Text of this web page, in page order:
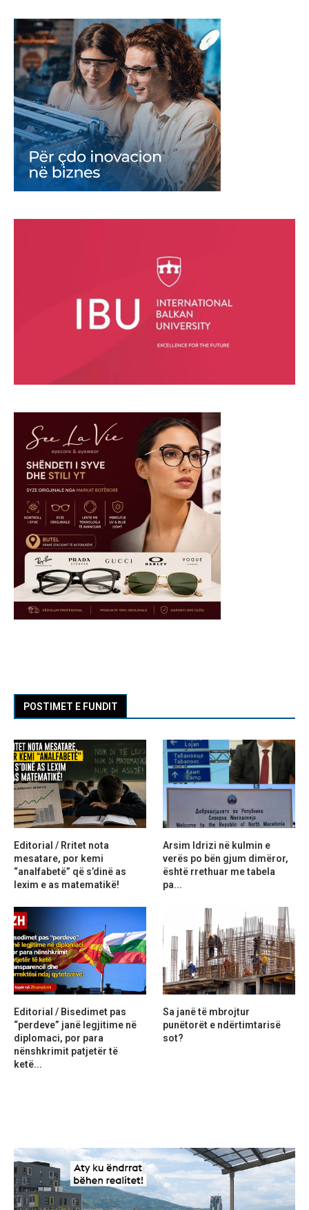
POSTIMET E FUNDIT
Editorial / Rritet nota
mesatare, por kemi
“analfabetë” që s’dinë as
lexim e as matematikë!
Arsim Idrizi në kulmin e
verës po bën gjum dimëror,
është rrethuar me tabela
pa...
Editorial / Bisedimet pas
“perdeve” janë legjitime në
diplomaci, por para
nënshkrimit patjetër të
ketë...
Sa janë të mbrojtur
punëtorët e ndërtimtarisë
sot?